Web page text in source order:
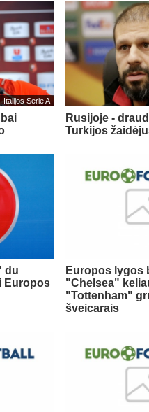
Italijos Serie A
Rusijoje -
Turkijos
du
Europos
Europos lygos
"Chelsea"
"Tottenham"
šveicarais